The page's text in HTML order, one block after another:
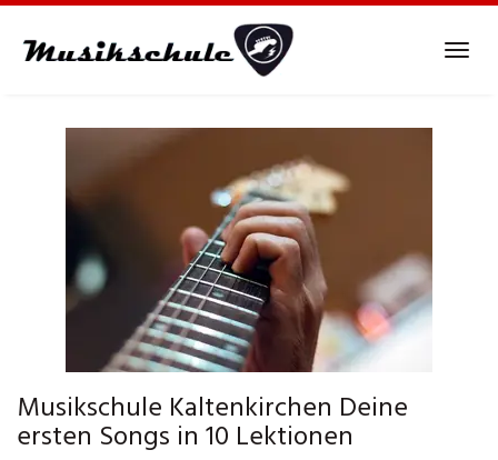
Musikschule Kaltenkirchen Deine
ersten Songs in 10 Lektionen